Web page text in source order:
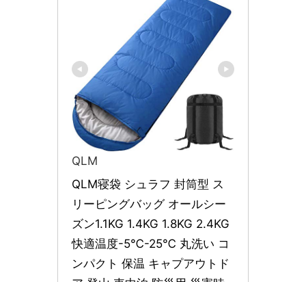
QLM
QLM寝袋 シュラフ 封筒型 ス
リーピングバッグ オールシー
ズン1.1KG 1.4KG 1.8KG 2.4KG
快適温度-5℃-25℃ 丸洗い コ
ンパクト 保温 キャプアウトド